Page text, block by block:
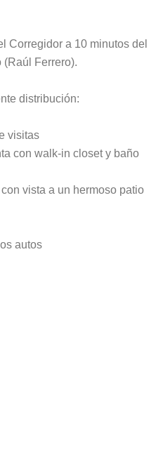
Corregidor a 10 minutos del
(Raúl Ferrero).
distribución:
visitas
con walk-in closet y baño
vista a un hermoso patio
autos